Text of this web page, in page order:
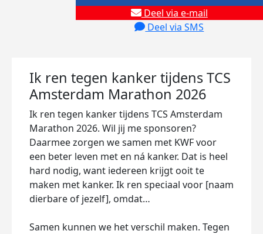
Deel via e-mail
Deel via SMS
Ik ren tegen kanker tijdens TCS
Amsterdam Marathon 2026
Ik ren tegen kanker tijdens TCS Amsterdam
Marathon 2026. Wil jij me sponsoren?
Daarmee zorgen we samen met KWF voor
een beter leven met en ná kanker. Dat is heel
hard nodig, want iedereen krijgt ooit te
maken met kanker. Ik ren speciaal voor [naam
dierbare of jezelf], omdat…
Samen kunnen we het verschil maken. Tegen